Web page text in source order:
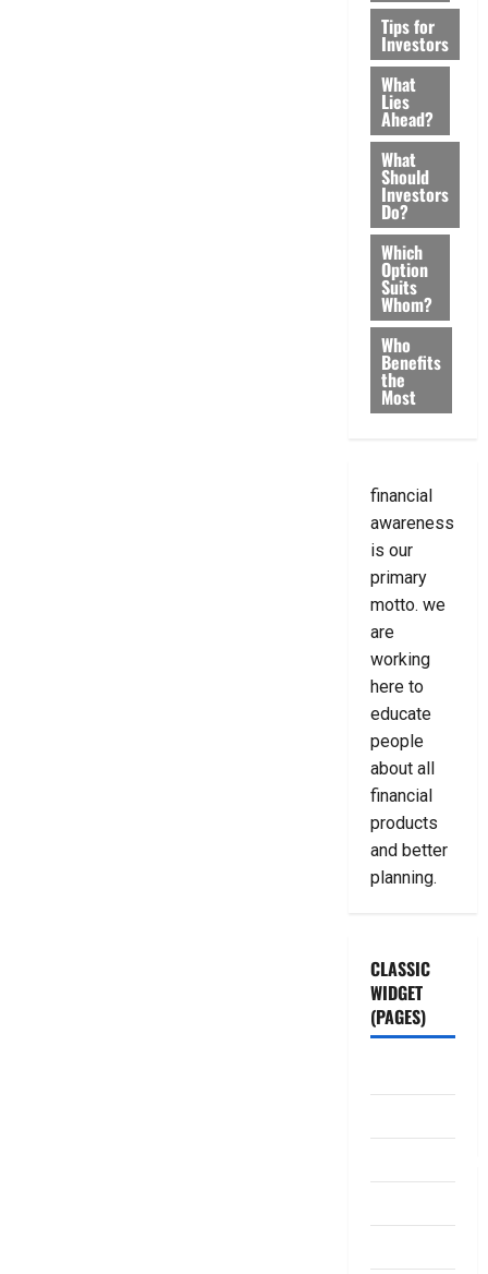
Tips for
Investors
What
Lies
Ahead?
What
Should
Investors
Do?
Which
Option
Suits
Whom?
Who
Benefits
the
Most
financial
awareness
is our
primary
motto. we
are
working
here to
educate
people
about all
financial
products
and better
planning.
CLASSIC
WIDGET
(PAGES)